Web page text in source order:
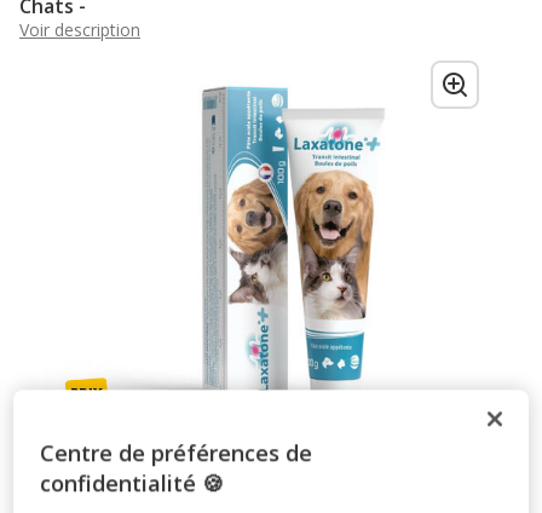
Chats -
Voir description
Centre de préférences de
confidentialité 🍪